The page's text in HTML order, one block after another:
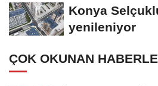
Konya
yenileniyor
ÇOK OKUNAN